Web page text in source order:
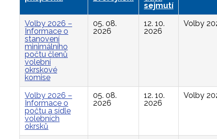
sejmutí
Volby 2026 –
Informace o
stanovení
minimálního
počtu členů
volební
okrskové
komise
05. 08.
2026
12. 10.
2026
Volby
Volby 2026 –
Informace o
počtu a sídle
volebních
okrsků
05. 08.
2026
12. 10.
2026
Volby